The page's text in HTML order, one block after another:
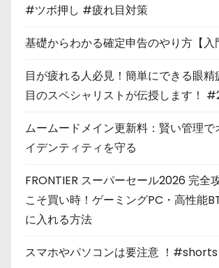
#ツボ押し #疲れ目対策
基礎からわかる確定申告のやり方【入
目が疲れる人必見！簡単にできる眼精
目のスペシャリストが伝授します！
ムームードメイン更新料：賢い管理で
イデンティティを守る
FRONTIER スーパーセール2026 完全
こそ買い時！ゲーミングPC・高性能
に入れる方法
スマホやパソコンは要注意 ！#shorts